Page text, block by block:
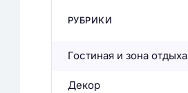
РУБРИКИ
Гостиная и зона отдыха
Декор